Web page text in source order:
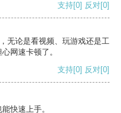
支持[0] 反对[0]
无论是看视频、玩游戏还是工
网速卡顿了。
支持[0] 反对[0]
快速上手。